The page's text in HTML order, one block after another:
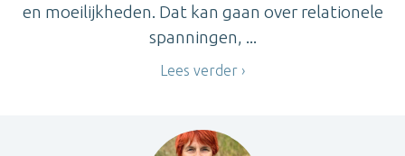
en moeilijkheden. Dat kan gaan over relationele
spanningen, ...
Lees verder